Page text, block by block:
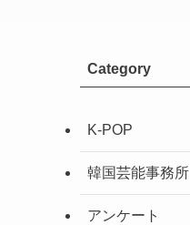
Category
K-POP
韓国芸能事務所
アンケート